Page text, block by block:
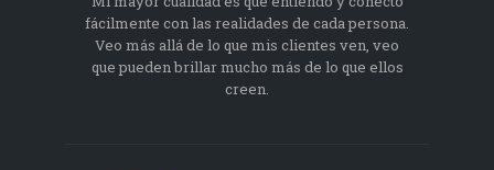
fácilmente con las realidades de cada persona.
Veo más allá de lo que mis clientes ven, veo
que pueden brillar mucho más de lo que ellos
creen.